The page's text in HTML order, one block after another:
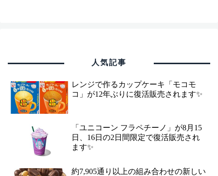
人気記事
レンジで作るカップケーキ「モコモ
コ」が12年ぶりに復活販売されます✨
「ユニコーン フラペチーノ」が8月15
日、16日の2日間限定で復活販売され
ます✨
約7,905通り以上の組み合わせの新しい